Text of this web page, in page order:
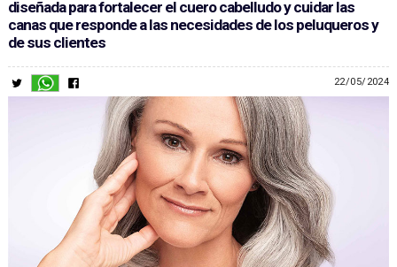
diseñada para fortalecer el cuero cabelludo y cuidar las
canas que responde a las necesidades de los peluqueros y
de sus clientes
22/05/2024